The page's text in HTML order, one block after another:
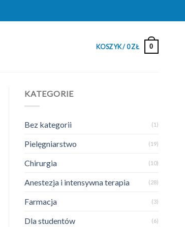
KOSZYK /0ZŁ 0
KATEGORIE
Bez kategorii (1)
Pielęgniarstwo (19)
Chirurgia (10)
Anestezja i intensywna terapia (28)
Farmacja (3)
Dla studentów (6)